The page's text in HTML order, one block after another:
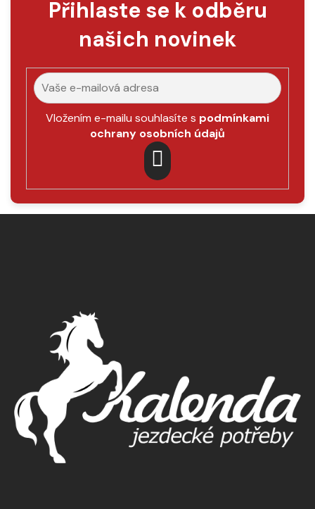
r
v
k
y
v
ý
p
i
s
u
Přihlaste se k odběru
našich novinek
Vložením e-mailu souhlasíte s podmínkami
ochrany osobních údajů
PŘIHLÁSIT
SE